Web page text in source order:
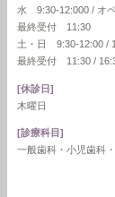
水 9:30-12:000 / オ
最終受付 11:30
土・日 9:30-12:00 /
最終受付 11:30 /
[休診日]
木曜日
[診療科目]
一般歯科・小児歯科